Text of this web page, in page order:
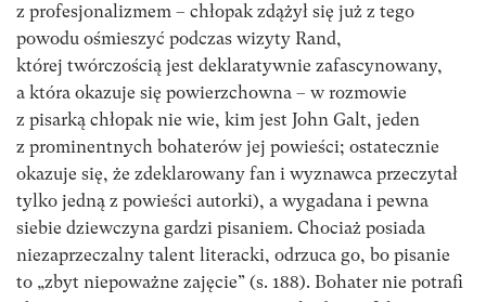
z profesjonalizmem – chłopak zdążył się już z tego
powodu ośmieszyć podczas wizyty Rand,
której twórczością jest deklaratywnie zafascynowany,
a która okazuje się powierzchowna – w rozmowie
z pisarką chłopak nie wie, kim jest John Galt, jeden
z prominentnych bohaterów jej powieści; ostatecznie
okazuje się, że zdeklarowany fan i wyznawca przeczytał
tylko jedną z powieści autorki), a wygadana i pewna
siebie dziewczyna gardzi pisaniem. Chociaż posiada
niezaprzeczalny talent literacki, odrzuca go, bo pisanie
to „zbyt niepoważne zajęcie” (s. 188). Bohater nie potrafi